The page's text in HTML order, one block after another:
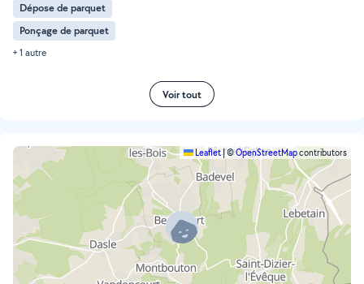
Dépose de parquet
Ponçage de parquet
+ 1 autre
Voir tout
Leaflet |©OpenStreetMapcontributors